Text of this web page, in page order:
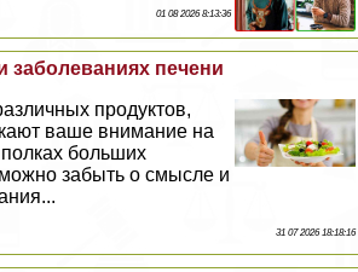
01 08 2026 8:13:36
заболеваниях печени
продуктов,
ваше внимание на
больших
забыть о смысле и
31 07 2026 18:18:16